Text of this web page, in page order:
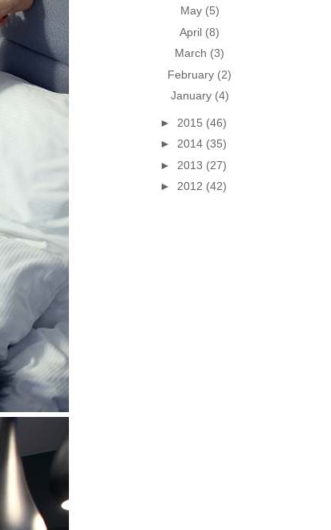
May (5)
April (8)
March (3)
February (2)
January (4)
► 2015 (46)
► 2014 (35)
► 2013 (27)
► 2012 (42)